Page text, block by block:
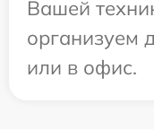
Вашей
организуем
или в офис.